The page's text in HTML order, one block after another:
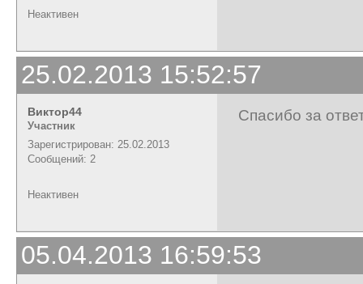
Неактивен
25.02.2013 15:52:57
Виктор44
Участник
Зарегистрирован: 25.02.2013
Сообщений: 2
Спасибо за
Неактивен
05.04.2013 16:59:53